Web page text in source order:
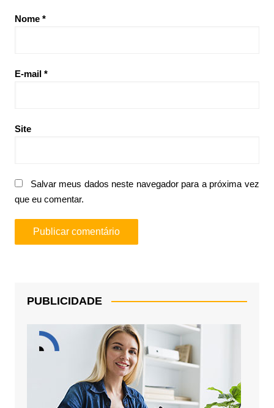
Nome *
E-mail *
Site
Salvar meus dados neste navegador para a próxima vez
que eu comentar.
PUBLICIDADE